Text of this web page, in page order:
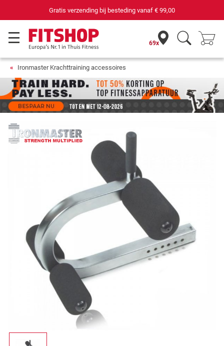
Gratis verzending bij besteding vanaf € 99,00
69x
Ironmaster Krachttraining accessoires